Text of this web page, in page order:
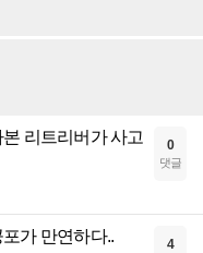
리트리버가 사고
0
댓글
가 만연하다.. 4